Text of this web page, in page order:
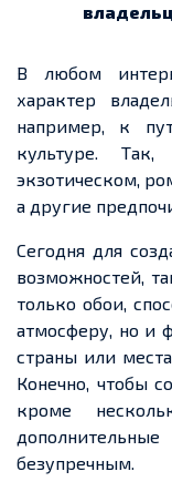
В любом
характер
например, к
культуре.
экзотическом,
а другие
Сегодня для
возможностей,
только обои,
атмосферу, но и
страны или
Конечно, чтобы
кроме
безупречным.